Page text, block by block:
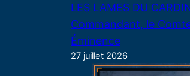
LES LAMES DU
Commandant, le
Éminence
27 juillet 2026